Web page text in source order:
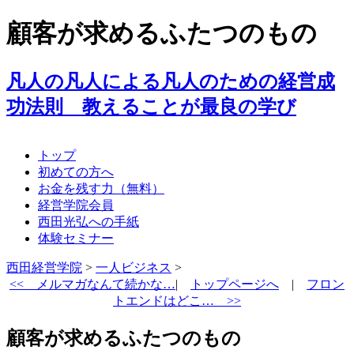
顧客が求めるふたつのもの
凡人の凡人による凡人のための経営成
功法則 教えることが最良の学び
トップ
初めての方へ
お金を残す力（無料）
経営学院会員
西田光弘への手紙
体験セミナー
西田経営学院 > 一人ビジネス >
<<
メルマガなんて続かな…| トップページへ | フロン
トエンドはどこ… >>
顧客が求めるふたつのもの